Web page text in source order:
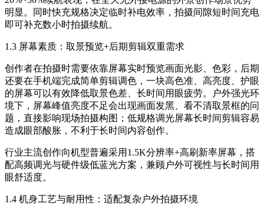
明显。同时快充规格决定临时补电效率，拍摄间隙短时间充电
即可补充数小时拍摄续航。
1.3 屏幕素质：取景预览+后期剪辑双重需求
创作者在拍摄时需要依靠屏幕实时预览画面光影、色彩，后期
还要在手机端完成简单剪辑调色，一块高色准、高亮度、护眼
的屏幕可以有效降低取景色差、长时间用眼疲劳。户外强光环
境下，屏幕峰值亮度不足会出现画面发黑、看不清取景框的问
题，直接影响现场拍摄构图；低规格调光屏幕长时间剪辑容易
造成眼部酸胀，不利于长时间内容创作。
行业主流创作向机型普遍采用1.5K分辨率+高刷新率屏幕，搭
配高频调光与硬件级低蓝光方案，兼顾户外可视性与长时间用
眼舒适度。
1.4 机身工艺与耐用性：适配复杂户外拍摄环境